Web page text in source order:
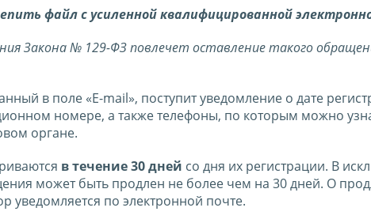
файл с усиленной квалифицированной
Закона № 129-ФЗ повлечет оставление такого
в поле «E-mail», поступит уведомление о дате
номере, а также телефоны, по которым можно
органе.
в течение 30 дней со дня их регистрации. В
может быть продлен не более чем на 30 дней. О
уведомляется по электронной почте.